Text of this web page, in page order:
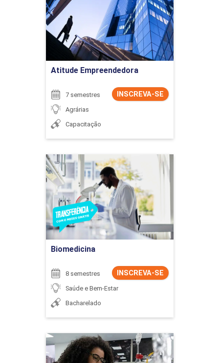
Atitude Empreendedora
INSCREVA-SE
7 semestres
Agrárias
Capacitação
Detalhes do curso
Ir para Inscrição
Biomedicina
INSCREVA-SE
8 semestres
Saúde e Bem-Estar
Bacharelado
Biomedicina
Detalhes do curso
Ir para Inscrição
Biomedicina